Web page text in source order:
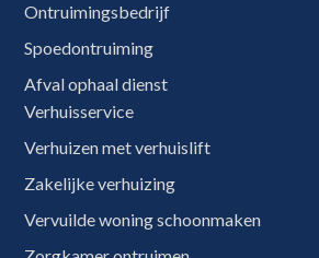
Ontruimingsbedrijf
Spoedontruiming
Afval ophaal dienst
Verhuisservice
Verhuizen met verhuislift
Zakelijke verhuizing
Vervuilde woning schoonmaken